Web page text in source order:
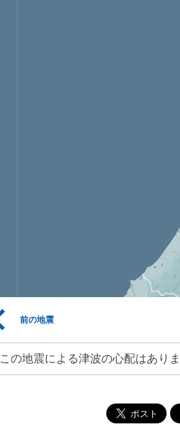
前の地震
この地震による津波の心配はありま